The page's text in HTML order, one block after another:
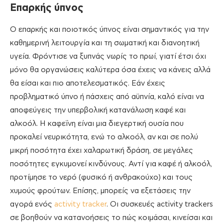
Επαρκής ύπνος
Ο επαρκής και ποιοτικός ύπνος είναι σημαντικός για την
καθημερινή λειτουργία και τη σωματική και διανοητική
υγεία. Φρόντισε να ξυπνάς νωρίς το πρωί, γιατί έτσι όχι
μόνο θα οργανώσεις καλύτερα όσα έχεις να κάνεις αλλά
θα είσαι και πιο αποτελεσματικός. Εάν έχεις
προβληματικό ύπνο ή πάσχεις από αϋπνία, καλό είναι να
αποφεύγεις την υπερβολική κατανάλωση καφέ και
αλκοόλ. Η καφεΐνη είναι μια διεγερτική ουσία που
προκαλεί νευρικότητα, ενώ το αλκοόλ, αν και σε πολύ
μικρή ποσότητα έχει χαλαρωτική δράση, σε μεγάλες
ποσότητες εγκυμονεί κινδύνους. Αντί για καφέ ή αλκοόλ,
προτίμησε το νερό (φυσικό ή ανθρακούχο) και τους
χυμούς φρούτων. Επίσης, μπορείς να εξετάσεις την
αγορά ενός activity tracker. Οι συσκευές activity trackers
σε βοηθούν να κατανοήσεις το πώς κοιμάσαι, κινείσαι και